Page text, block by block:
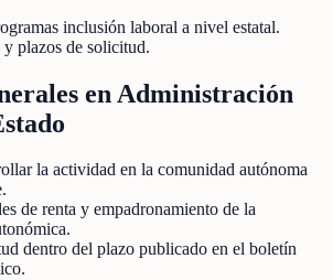
inclusión laboral a nivel estatal.
plazos de solicitud.
en Administración
la actividad en la comunidad autónoma
de renta y empadronamiento de la
dentro del plazo publicado en el boletín